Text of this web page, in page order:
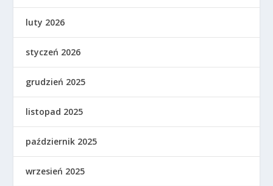
luty 2026
styczeń 2026
grudzień 2025
listopad 2025
październik 2025
wrzesień 2025